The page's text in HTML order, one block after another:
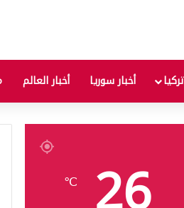
أخبار سوريا أخبار العالم
℃